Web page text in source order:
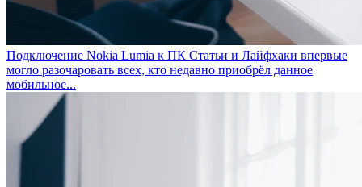
Подключение Nokia Lumia к ПК Статьи и Лайфхаки впервые
могло разочаровать всех, кто недавно приобрёл данное
мобильное...